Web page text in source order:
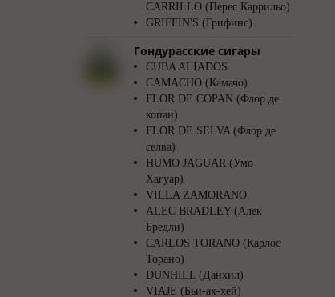
CARRILLO (Перес Каррильо)
GRIFFIN′S (Грифинс)
Гондурасские сигары
CUBA ALIADOS
CAMACHO (Камачо)
FLOR DE COPAN (Флор де
копан)
FLOR DE SELVA (Флор де
селва)
HUMO JAGUAR (Умо
Хагуар)
VILLA ZAMORANO
ALEC BRADLEY (Алек
Бредли)
CARLOS TORANO (Карлос
Торано)
DUNHILL (Данхил)
VIAJE (Бьи-ах-хей)